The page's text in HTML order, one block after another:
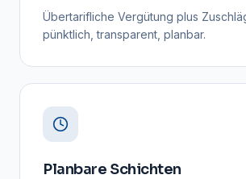
Übertarifliche Vergütung plus
pünktlich, transparent, planbar.
Planbare Schichten